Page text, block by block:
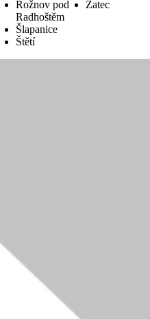
Rožnov pod
Radhoštěm
Šlapanice
Štětí
Žatec